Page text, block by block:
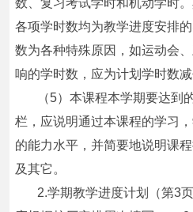
数、复习考试学时和机动学时
各项学时数均为教学进度安排
数为各种特殊原因，如运动会
响的学时数，应为计划学时数
（5）本课程本学期要达到
栏，应说明通过本课程的学习
的能力水平，并简要地说明课
及其它。
2.学期教学进度计划（第3